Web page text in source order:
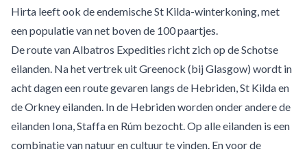
Hirta leeft ook de endemische St Kilda-winterkoning, met
een populatie van net boven de 100 paartjes.
De route van Albatros Expedities richt zich op de Schotse
eilanden. Na het vertrek uit Greenock (bij Glasgow) wordt in
acht dagen een route gevaren langs de Hebriden, St Kilda en
de Orkney eilanden. In de Hebriden worden onder andere de
eilanden Iona, Staffa en Rúm bezocht. Op alle eilanden is een
combinatie van natuur en cultuur te vinden. En voor de